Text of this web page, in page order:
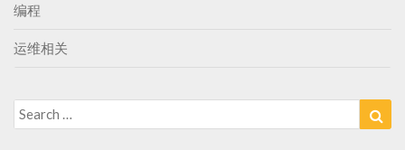
编程
运维相关
Search
for: